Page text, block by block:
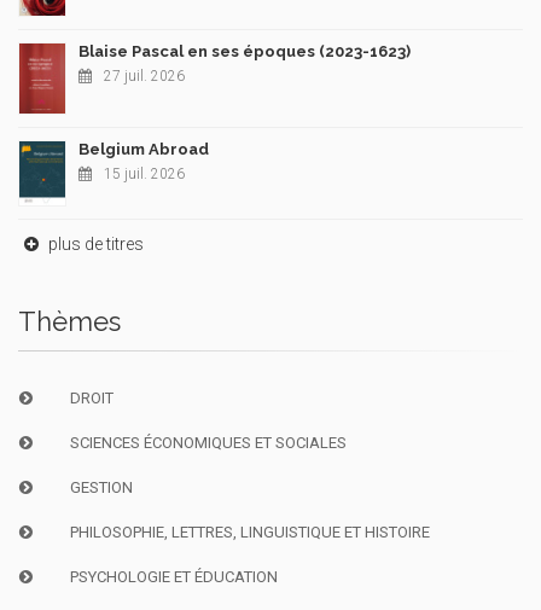
Blaise Pascal en ses époques (2023-1623)
27 juil. 2026
Belgium Abroad
15 juil. 2026
plus de titres
Thèmes
DROIT
SCIENCES ÉCONOMIQUES ET SOCIALES
GESTION
PHILOSOPHIE, LETTRES, LINGUISTIQUE ET HISTOIRE
PSYCHOLOGIE ET ÉDUCATION